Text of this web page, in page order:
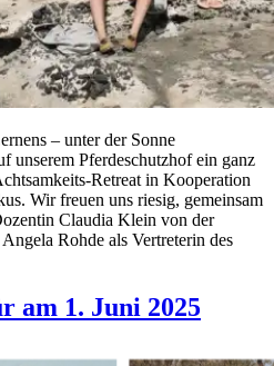
– unter der Sonne
unserem Pferdeschutzhof ein ganz
Retreat in Kooperation
Wir freuen uns riesig, gemeinsam
Claudia Klein von der
Rohde als Vertreterin des
am 1. Juni 2025